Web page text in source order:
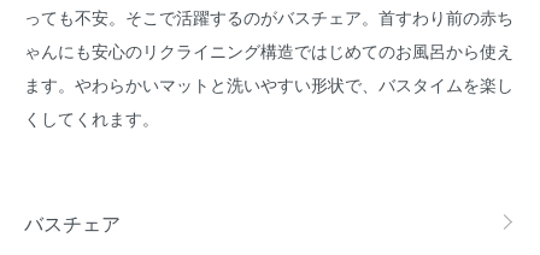
っても不安。そこで活躍するのがバスチェア。首すわり前の赤ち
ゃんにも安心のリクライニング構造ではじめてのお風呂から使え
ます。やわらかいマットと洗いやすい形状で、バスタイムを楽し
くしてくれます。
カテゴリー一覧
バスチェア